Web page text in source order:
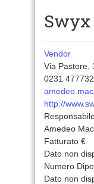
Swyx
Vendor
Via Pastore,
0231
http://
Amedeo
Fatturato €
Dato non
Numero
Dato non